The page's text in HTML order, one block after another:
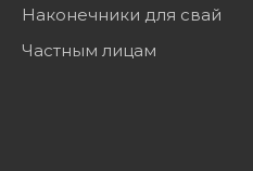
Наконечники для свай
Частным лицам